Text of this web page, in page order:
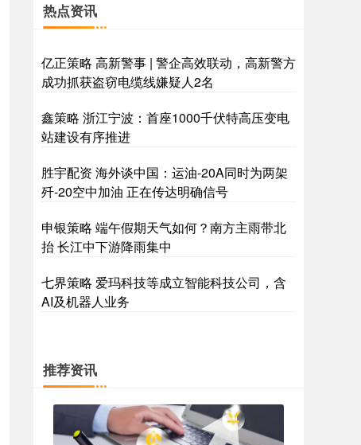
热点资讯
亿正策略 高新警事 | 警企高效联动，高新警方
成功抓获盗窃电缆线嫌疑人2名
鑫策略 浙江宁波：首座1000千伏特高压变电
站建设有序推进
胜宇配资 海外谈中国：运油-20A同时为两架
歼-20空中加油 正在传达明确信号
申银策略 端午假期天气如何？南方主雨带北
抬 长江中下游降雨集中
七界策略 爱玛科技等成立智能科技公司，含
AI及机器人业务
推荐资讯